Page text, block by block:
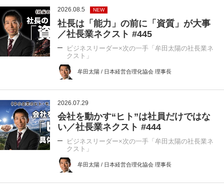
2026.08.5 NEW
社長は「能力」の前に「資質」が大事
／社長業ネクスト #445
ビジネスリーダー×次の一手「牟田太陽の社長業ネ
クスト」
牟田太陽 / 日本経営合理化協会 理事長
2026.07.29
会社を動かす“ヒト”は社員だけではな
い／社長業ネクスト #444
ビジネスリーダー×次の一手「牟田太陽の社長業ネ
クスト」
牟田太陽 / 日本経営合理化協会 理事長